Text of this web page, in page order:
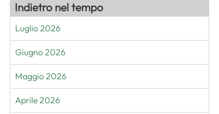
Indietro nel tempo
Luglio 2026
Giugno 2026
Maggio 2026
Aprile 2026